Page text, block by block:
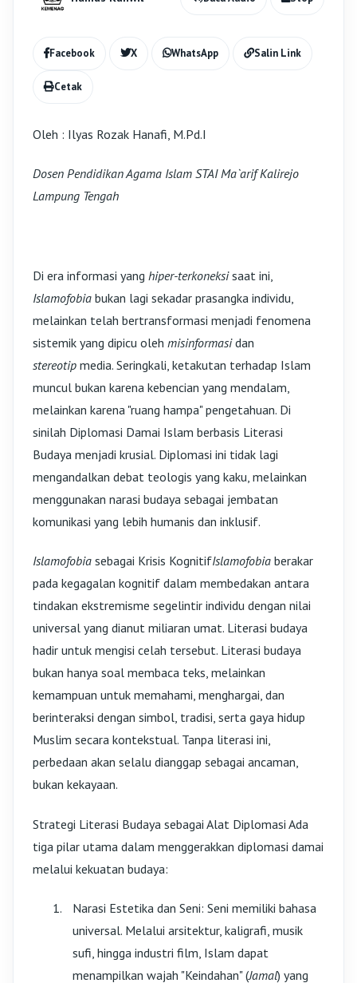
Facebook X WhatsApp Salin Link
Cetak
Oleh : Ilyas Rozak Hanafi, M.Pd.I
Dosen Pendidikan Agama Islam STAI Ma`arif Kalirejo
Lampung Tengah
Di era informasi yang hiper-terkoneksisaat ini,
Islamofobia bukan lagi sekadar prasangka individu,
melainkan telah bertransformasi menjadi fenomena
sistemik yang dipicu oleh misinformasidan
stereotip media. Seringkali, ketakutan terhadap Islam
muncul bukan karena kebencian yang mendalam,
melainkan karena "ruang hampa" pengetahuan. Di
sinilah Diplomasi Damai Islam berbasis Literasi
Budaya menjadi krusial. Diplomasi ini tidak lagi
mengandalkan debat teologis yang kaku, melainkan
menggunakan narasi budaya sebagai jembatan
komunikasi yang lebih humanis dan inklusif.
Islamofobia sebagai Krisis KognitifIslamofobia berakar
pada kegagalan kognitif dalam membedakan antara
tindakan ekstremisme segelintir individu dengan nilai
universal yang dianut miliaran umat. Literasi budaya
hadir untuk mengisi celah tersebut. Literasi budaya
bukan hanya soal membaca teks, melainkan
kemampuan untuk memahami, menghargai, dan
berinteraksi dengan simbol, tradisi, serta gaya hidup
Muslim secara kontekstual. Tanpa literasi ini,
perbedaan akan selalu dianggap sebagai ancaman,
bukan kekayaan.
Strategi Literasi Budaya sebagai Alat Diplomasi Ada
tiga pilar utama dalam menggerakkan diplomasi damai
melalui kekuatan budaya:
Narasi Estetika dan Seni: Seni memiliki bahasa
universal. Melalui arsitektur, kaligrafi, musik
sufi, hingga industri film, Islam dapat
menampilkan wajah "Keindahan" (Jamal) yang